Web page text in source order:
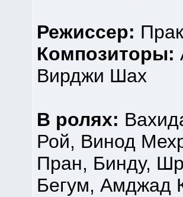
Режиссер:
Композиторы:
Вирджи Шах
В ролях:
Рой, Винод
Пран, Бинду,
Бегум, Амджад